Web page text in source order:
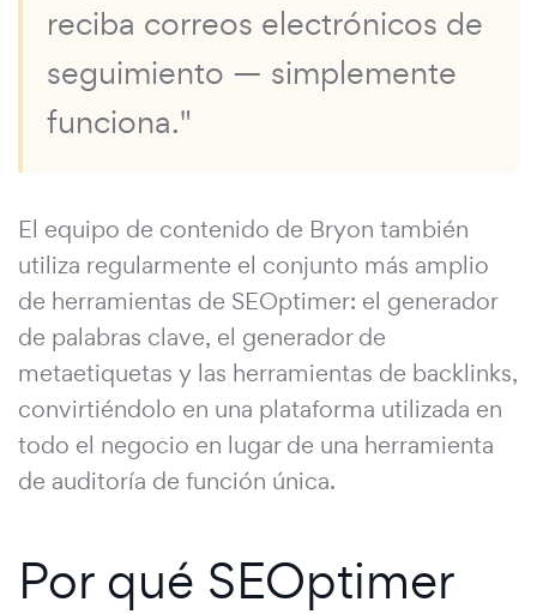
reciba correos electrónicos de
seguimiento — simplemente
funciona."
El equipo de contenido de Bryon también
utiliza regularmente el conjunto más amplio
de herramientas de SEOptimer: el generador
de palabras clave, el generador de
metaetiquetas y las herramientas de backlinks,
convirtiéndolo en una plataforma utilizada en
todo el negocio en lugar de una herramienta
de auditoría de función única.
Por qué SEOptimer